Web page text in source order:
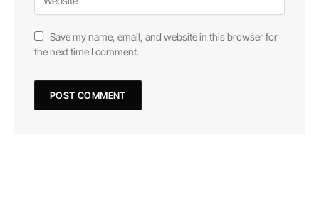
Save my name, email, and website in this browser for
the next time I comment.